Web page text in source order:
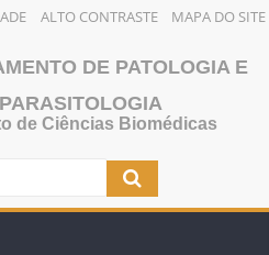
ALTO CONTRASTE MAPA DO SITE
DE PATOLOGIA E
PARASITOLOGIA
de Ciências Biomédicas